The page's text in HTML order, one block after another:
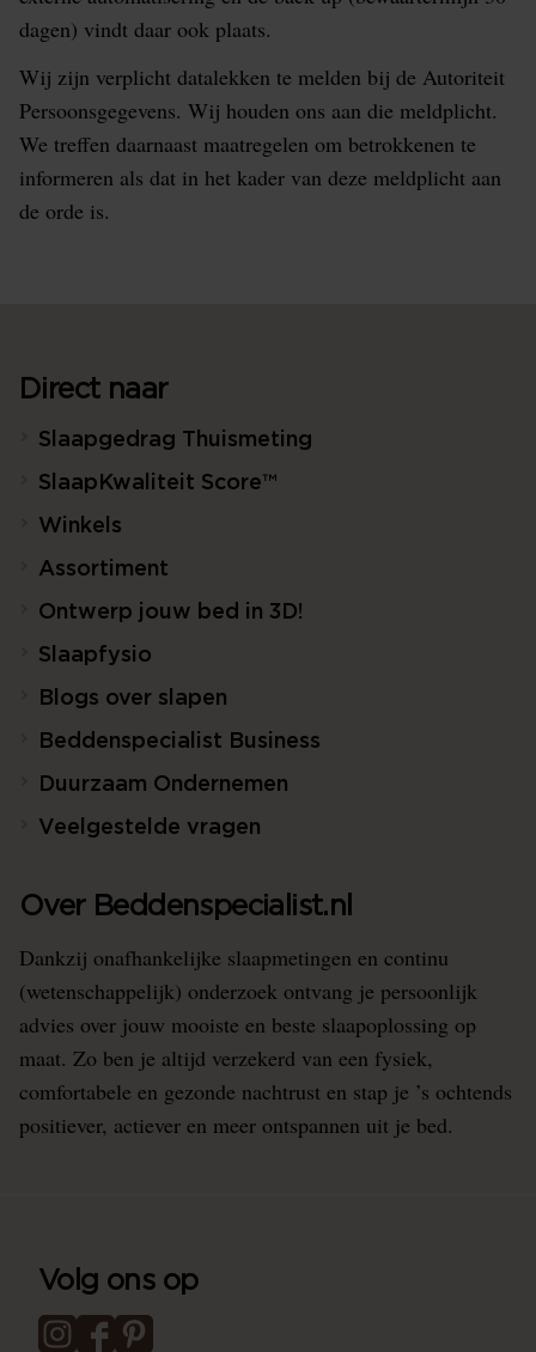
dagen) vindt daar ook plaats.
Wij zijn verplicht datalekken te melden bij de Autoriteit
Persoonsgegevens. Wij houden ons aan die meldplicht.
We treffen daarnaast maatregelen om betrokkenen te
informeren als dat in het kader van deze meldplicht aan
de orde is.
Direct naar
Slaapgedrag Thuismeting
SlaapKwaliteit Score™
Winkels
Assortiment
Ontwerp jouw bed in 3D!
Slaapfysio
Blogs over slapen
Beddenspecialist Business
Duurzaam Ondernemen
Veelgestelde vragen
Over Beddenspecialist.nl
Dankzij onafhankelijke slaapmetingen en continu
(wetenschappelijk) onderzoek ontvang je persoonlijk
advies over jouw mooiste en beste slaapoplossing op
maat. Zo ben je altijd verzekerd van een fysiek,
comfortabele en gezonde nachtrust en stap je ’s ochtends
positiever, actiever en meer ontspannen uit je bed.
Volg ons op